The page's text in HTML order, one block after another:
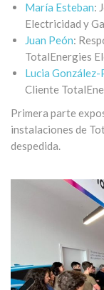
María Esteban:
Electricidad y
Juan Peón:
TotalEnergies
Lucia González-
Cliente
Primera parte
instalaciones de
despedida.